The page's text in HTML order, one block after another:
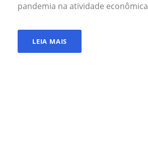
pandemia na atividade econômica
LEIA MAIS